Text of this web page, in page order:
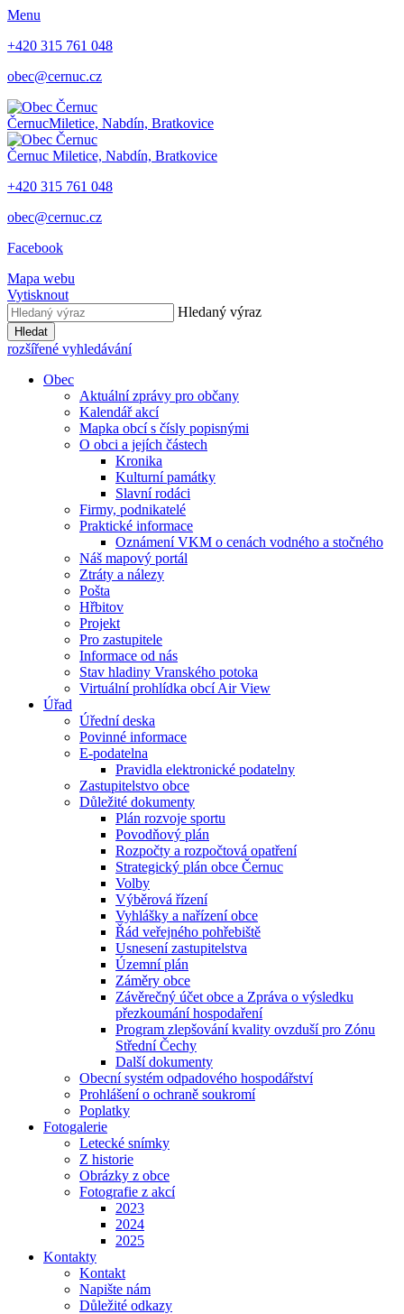
Menu
+420 315 761 048
obec@cernuc.cz
ČernucMiletice, Nabdín, Bratkovice
Černuc Miletice, Nabdín, Bratkovice
+420 315 761 048
obec@cernuc.cz
Facebook
Mapa webu
Vytisknout
Hledaný výraz
Hledat
rozšířené vyhledávání
Obec
Aktuální zprávy pro občany
Kalendář akcí
Mapka obcí s čísly popisnými
O obci a jejích částech
Kronika
Kulturní památky
Slavní rodáci
Firmy, podnikatelé
Praktické informace
Oznámení VKM o cenách vodného a stočného
Náš mapový portál
Ztráty a nálezy
Pošta
Hřbitov
Projekt
Pro zastupitele
Informace od nás
Stav hladiny Vranského potoka
Virtuální prohlídka obcí Air View
Úřad
Úřední deska
Povinné informace
E-podatelna
Pravidla elektronické podatelny
Zastupitelstvo obce
Důležité dokumenty
Plán rozvoje sportu
Povodňový plán
Rozpočty a rozpočtová opatření
Strategický plán obce Černuc
Volby
Výběrová řízení
Vyhlášky a nařízení obce
Řád veřejného pohřebiště
Usnesení zastupitelstva
Územní plán
Záměry obce
Závěrečný účet obce a Zpráva o výsledku
přezkoumání hospodaření
Program zlepšování kvality ovzduší pro Zónu
Střední Čechy
Další dokumenty
Obecní systém odpadového hospodářství
Prohlášení o ochraně soukromí
Poplatky
Fotogalerie
Letecké snímky
Z historie
Obrázky z obce
Fotografie z akcí
2023
2024
2025
Kontakty
Kontakt
Napište nám
Důležité odkazy